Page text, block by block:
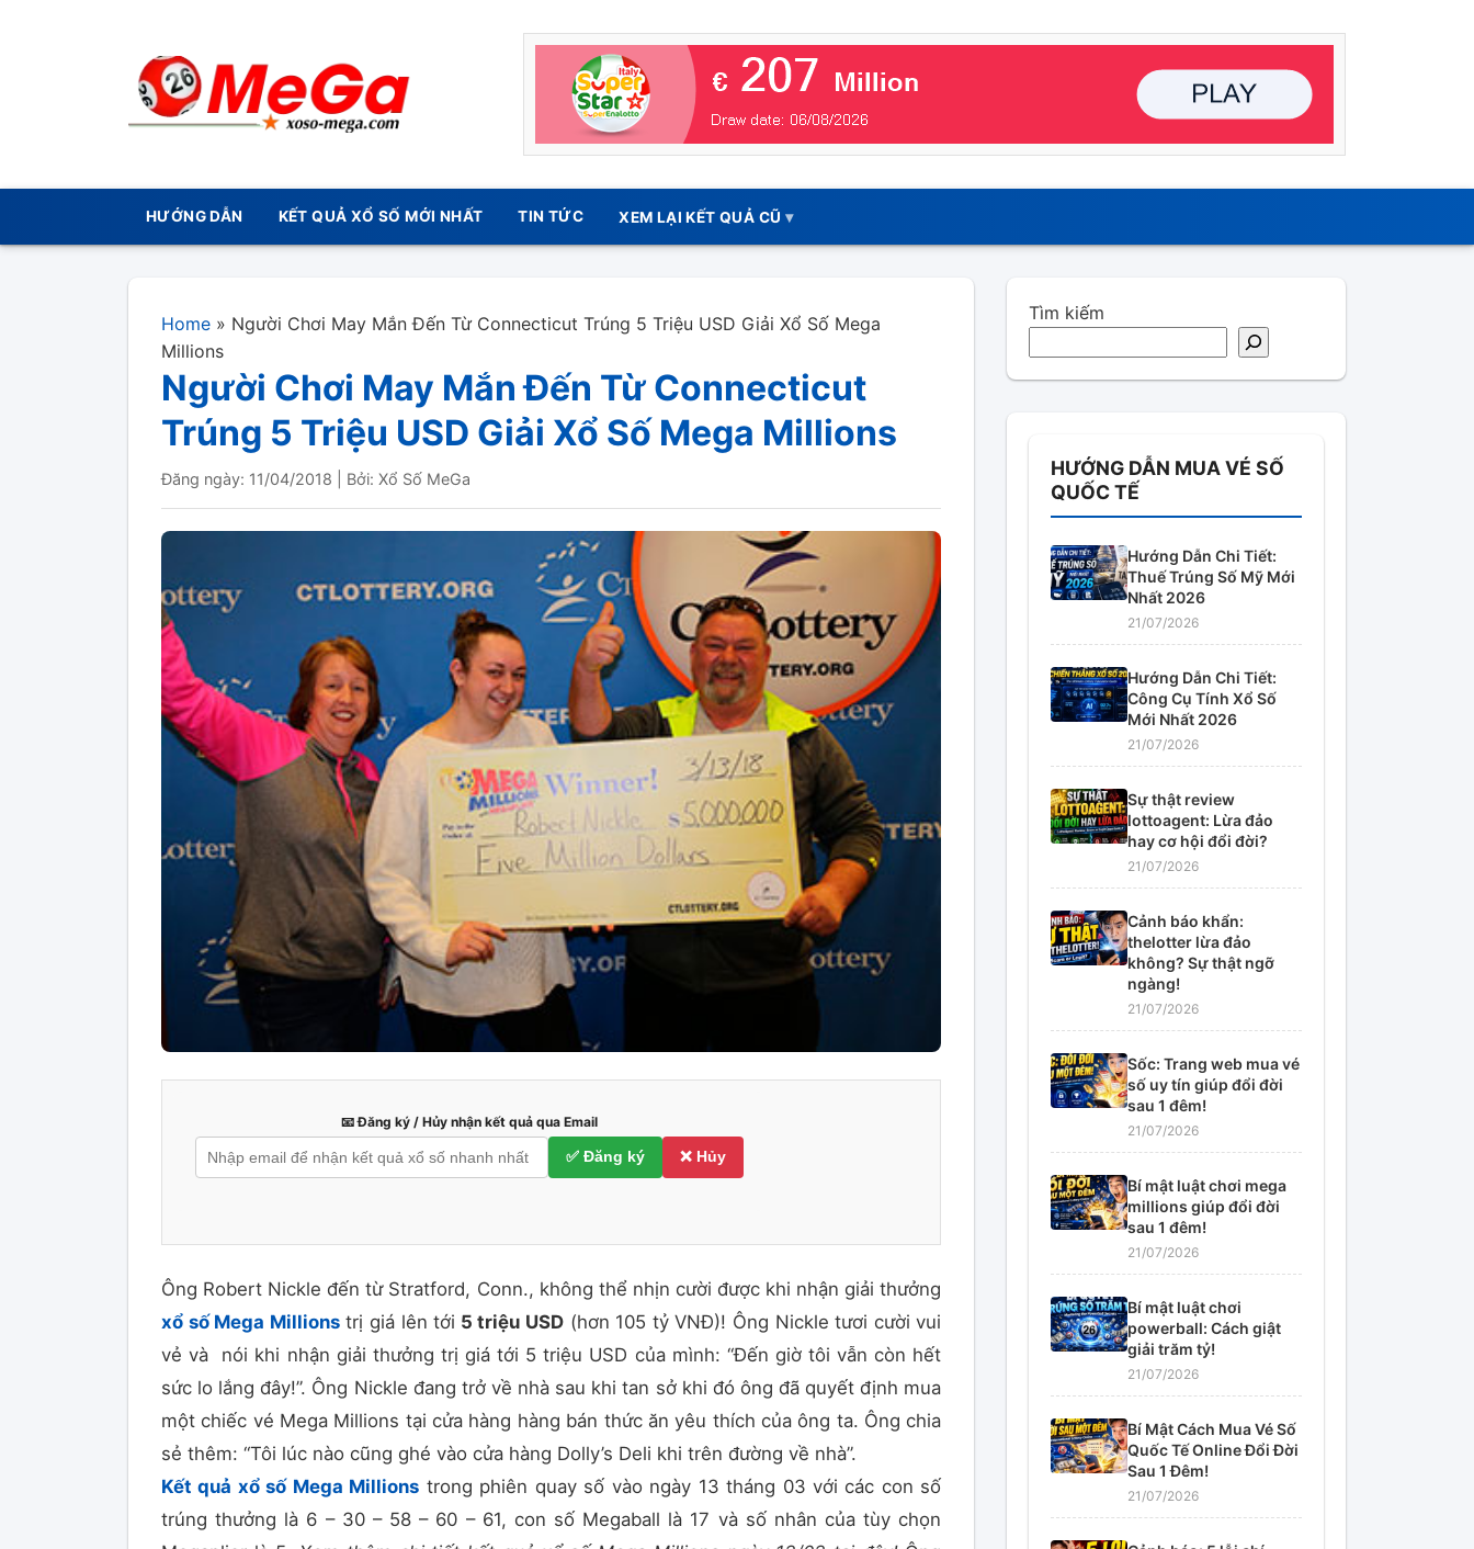
HƯỚNG DẪN KẾT QUẢ XỔ SỐ MỚI NHẤT TIN TỨC XEM LẠI KẾT QUẢ CŨ
Home » Người Chơi May Mắn Đến Từ Connecticut Trúng 5 Triệu USD Giải Xổ Số Mega
Millions
Người Chơi May Mắn Đến Từ Connecticut
Trúng 5 Triệu USD Giải Xổ Số Mega Millions
Đăng ngày: 11/04/2018 Bởi: Xổ Số MeGa
📧 Đăng ký / Hủy nhận kết quả qua Email
✅ Đăng ký ❌ Hủy
Ông Robert Nickle đến từ Stratford, Conn., không thể nhịn cười được khi nhận giải thưởng
xổ số Mega Millionstrị giá lên tới 5 triệu USD (hơn 105 tỷ VNĐ)! Ông Nickle tươi cười vui
vẻ và nói khi nhận giải thưởng trị giá tới 5 triệu USD của mình: “Đến giờ tôi vẫn còn hết
sức lo lắng đây!”. Ông Nickle đang trở về nhà sau khi tan sở khi đó ông đã quyết định mua
một chiếc vé Mega Millions tại cửa hàng hàng bán thức ăn yêu thích của ông ta. Ông chia
sẻ thêm: “Tôi lúc nào cũng ghé vào cửa hàng Dolly’s Deli khi trên đường về nhà”.
Kết quả xổ số Mega Millions trong phiên quay số vào ngày 13 tháng 03 với các con số
trúng thưởng là 6 – 30 – 58 – 60 – 61, con số Megaball là 17 và số nhân của tùy chọn
Tìm kiếm
HƯỚNG DẪN MUA VÉ SỐ
QUỐC TẾ
Hướng Dẫn Chi Tiết:
Thuế Trúng Số Mỹ Mới
Nhất 2026
21/07/2026
Hướng Dẫn Chi Tiết:
Công Cụ Tính Xổ Số
Mới Nhất 2026
21/07/2026
Sự thật review
lottoagent: Lừa đảo
hay cơ hội đổi đời?
21/07/2026
Cảnh báo khẩn:
thelotter lừa đảo
không? Sự thật ngỡ
ngàng!
21/07/2026
Sốc: Trang web mua vé
số uy tín giúp đổi đời
sau 1 đêm!
21/07/2026
Bí mật luật chơi mega
millions giúp đổi đời
sau 1 đêm!
21/07/2026
Bí mật luật chơi
powerball: Cách giật
giải trăm tỷ!
21/07/2026
Bí Mật Cách Mua Vé Số
Quốc Tế Online Đổi Đời
Sau 1 Đêm!
21/07/2026